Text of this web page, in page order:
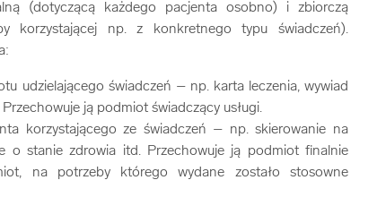
(dotyczącą każdego pacjenta osobno) i zbiorczą
korzystającej np. z konkretnego typu świadczeń).
udzielającego świadczeń – np. karta leczenia, wywiad
ją podmiot świadczący usługi.
korzystającego ze świadczeń – np. skierowanie na
o stanie zdrowia itd. Przechowuje ją podmiot finalnie
na potrzeby którego wydane zostało stosowne